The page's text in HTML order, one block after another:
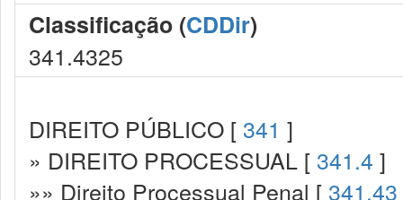
Classificação (CDDir)
341.4325
DIREITO PÚBLICO [ 341 ]
» DIREITO PROCESSUAL [ 341.4 ]
»» Direito Processual Penal [ 341.43